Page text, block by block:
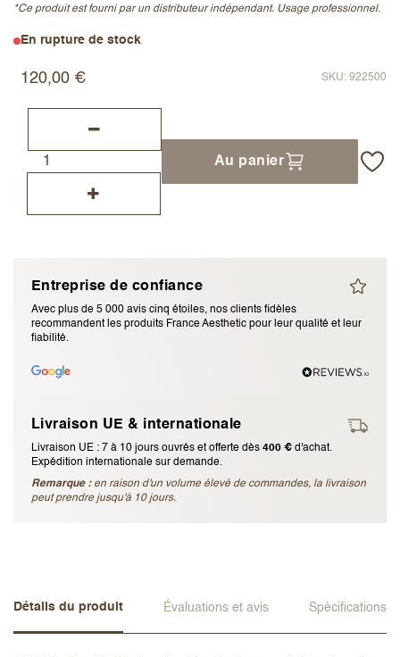
*Ce produit est fourni par un distributeur indépendant. Usage professionnel.
En rupture de stock
120,00 € SKU: 922500
Au panier
Entreprise de confiance
Avec plus de 5 000 avis cinq étoiles, nos clients fidèles
recommandent les produits France Aesthetic pour leur qualité et leur
fiabilité.
Livraison UE & internationale
Livraison UE : 7 à 10 jours ouvrés et offerte dès 400 € d'achat.
Expédition internationale sur demande.
Remarque : en raison d'un volume élevé de commandes, la livraison
peut prendre jusqu'à 10 jours.
Détails du produit Évaluations et avis Spécifications
Ajouter un avis
J’accepte les termes et conditions